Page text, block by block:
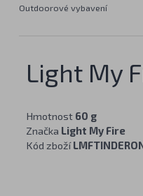
Outdoorové vybavení
Light My
Hmotnost 60 g
Značka Light My Fire
Kód zboží